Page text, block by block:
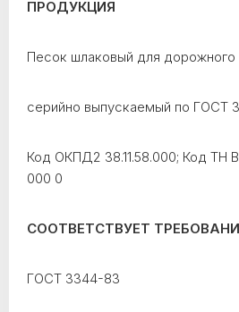
ПРОДУКЦИЯ
Песок шлаковый для дорожного
серийно выпускаемый по ГОСТ
Код ОКПД2 38.11.58.000; Код ТН
000 0
СООТВЕТСТВУЕТ
ГОСТ 3344-83